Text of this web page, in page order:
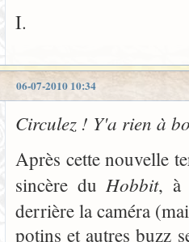
I.
06-07-2010 10:34
Circulez ! Y'a rien à
Après cette nouvelle
sincère duHobbit, à
derrière la caméra
potins et autres buzz